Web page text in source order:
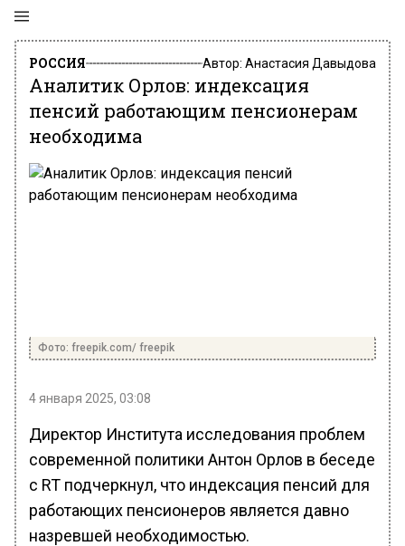
РОССИЯ Автор: Анастасия Давыдова
Аналитик Орлов: индексация
пенсий работающим пенсионерам
необходима
Фото: freepik.com/ freepik
4 января 2025, 03:08
Директор Института исследования проблем
современной политики Антон Орлов в беседе
с RT подчеркнул, что индексация пенсий для
работающих пенсионеров является давно
назревшей необходимостью.